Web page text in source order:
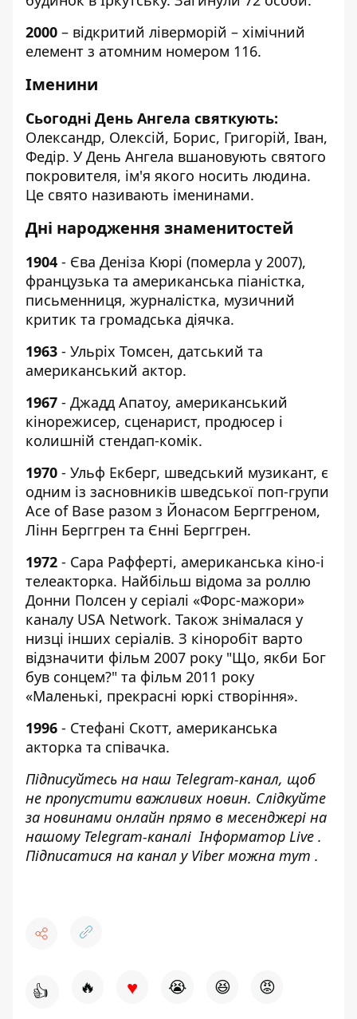
2000 – відкритий ліверморій – хімічний
елемент з атомним номером 116.
Іменини
Сьогодні День Ангела святкують:
Олександр, Олексій, Борис, Григорій, Іван,
Федір. У День Ангела вшановують святого
покровителя, ім'я якого носить людина.
Це свято називають іменинами.
Дні народження знаменитостей
1904 - Єва Деніза Кюрі (померла у 2007),
французька та американська піаністка,
письменниця, журналістка, музичний
критик та громадська діячка.
1963 - Ульріх Томсен, датський та
американський актор.
1967 - Джадд Апатоу, американський
кінорежисер, сценарист, продюсер і
колишній стендап-комік.
1970 - Ульф Екберг, шведський музикант, є
одним із засновників шведської поп-групи
Ace of Base разом з Йонасом Берггреном,
Лінн Берггрен та Єнні Берггрен.
1972 - Сара Рафферті, американська кіно-і
телеакторка. Найбільш відома за роллю
Донни Полсен у серіалі «Форс-мажори»
каналу USA Network. Також знімалася у
низці інших серіалів. З кіноробіт варто
відзначити фільм 2007 року "Що, якби Бог
був сонцем?" та фільм 2011 року
«Маленькі, прекрасні юркі створіння».
1996 - Стефані Скотт, американська
акторка та співачка.
Підписуйтесь на наш Telegram-канал, щоб
не пропустити важливих новин. Слідкуйте
за новинами онлайн прямо в месенджері на
нашому Telegram-каналіІнформатор Live .
Підписатися на канал у Viber можна тут .
👍 🔥 ♥ 😭 😆 😡